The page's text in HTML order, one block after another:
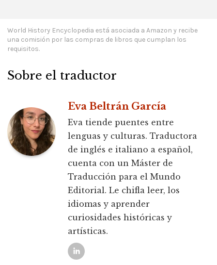
World History Encyclopedia está asociada a Amazon y recibe
una comisión por las compras de libros que cumplan los
requisitos.
Sobre el traductor
Eva Beltrán García
Eva tiende puentes entre
lenguas y culturas. Traductora
de inglés e italiano a español,
cuenta con un Máster de
Traducción para el Mundo
Editorial. Le chifla leer, los
idiomas y aprender
curiosidades históricas y
artísticas.